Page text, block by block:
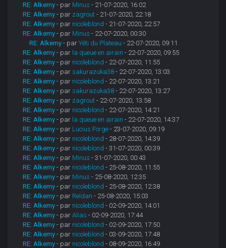
RE: Alkemy - par Minus - 21-07-2020, 16:02
RE: Alkemy - par zagrout - 21-07-2020, 22:18
RE: Alkemy - par nicoleblond - 21-07-2020, 22:57
RE: Alkemy - par Minus - 22-07-2020, 00:30
RE: Alkemy - parYéti du Plateau - 22-07-2020, 09:11
RE: Alkemy - par la queue en airain - 22-07-2020, 09:55
RE: Alkemy - par nicoleblond - 22-07-2020, 11:55
RE: Alkemy - par sakurazuka38 - 22-07-2020, 13:03
RE: Alkemy - par nicoleblond - 22-07-2020, 13:21
RE: Alkemy - par sakurazuka38 - 22-07-2020, 13:27
RE: Alkemy - par zagrout - 22-07-2020, 13:58
RE: Alkemy - par nicoleblond - 22-07-2020, 14:21
RE: Alkemy - par la queue en airain - 22-07-2020, 14:37
RE: Alkemy - par Lucius Forge - 23-07-2020, 09:19
RE: Alkemy - par nicoleblond - 28-07-2020, 14:39
RE: Alkemy - par nicoleblond - 31-07-2020, 00:39
RE: Alkemy - par Minus - 31-07-2020, 00:43
RE: Alkemy - par nicoleblond - 25-08-2020, 11:55
RE: Alkemy - par Minus - 25-08-2020, 12:35
RE: Alkemy - par nicoleblond - 25-08-2020, 12:38
RE: Alkemy - par Reldan - 25-08-2020, 15:03
RE: Alkemy - par nicoleblond - 02-09-2020, 14:01
RE: Alkemy - parAlias - 02-09-2020, 17:44
RE: Alkemy - par nicoleblond - 02-09-2020, 17:50
RE: Alkemy - par nicoleblond - 03-09-2020, 17:48
RE: Alkemy - par nicoleblond - 08-09-2020, 16:49